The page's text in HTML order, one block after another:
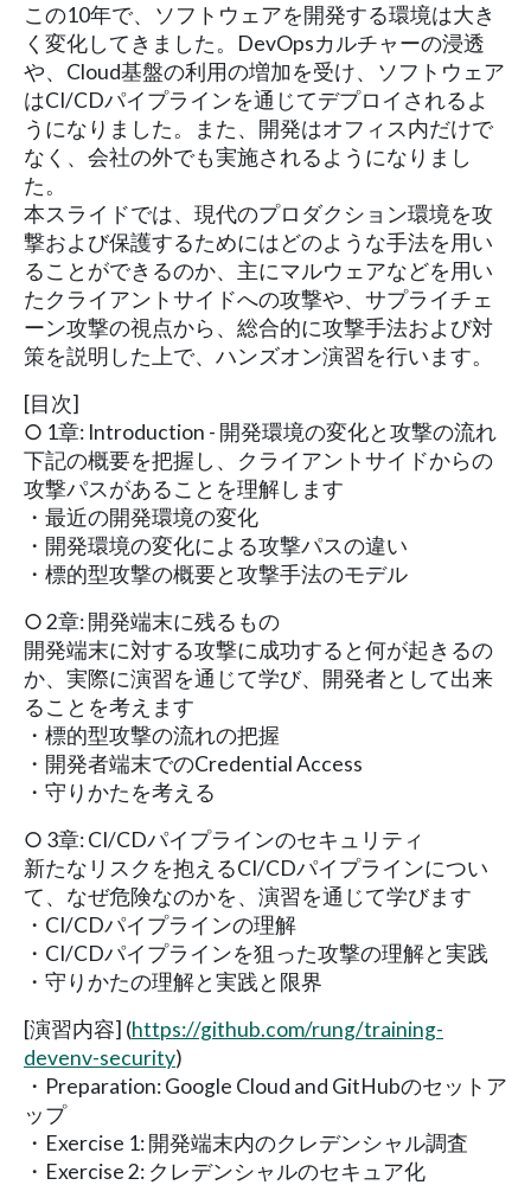
この10年で、ソフトウェアを開発する環境は大き
く変化してきました。DevOpsカルチャーの浸透
や、Cloud基盤の利用の増加を受け、ソフトウェア
はCI/CDパイプラインを通じてデプロイされるよ
うになりました。また、開発はオフィス内だけで
なく、会社の外でも実施されるようになりまし
た。
本スライドでは、現代のプロダクション環境を攻
撃および保護するためにはどのような手法を用い
ることができるのか、主にマルウェアなどを用い
たクライアントサイドへの攻撃や、サプライチェ
ーン攻撃の視点から、総合的に攻撃手法および対
策を説明した上で、ハンズオン演習を行います。
[目次]
○ 1章: Introduction - 開発環境の変化と攻撃の流れ
下記の概要を把握し、クライアントサイドからの
攻撃パスがあることを理解します
・最近の開発環境の変化
・開発環境の変化による攻撃パスの違い
・標的型攻撃の概要と攻撃手法のモデル
○ 2章: 開発端末に残るもの
開発端末に対する攻撃に成功すると何が起きるの
か、実際に演習を通じて学び、開発者として出来
ることを考えます
・標的型攻撃の流れの把握
・開発者端末でのCredential Access
・守りかたを考える
○ 3章: CI/CDパイプラインのセキュリティ
新たなリスクを抱えるCI/CDパイプラインについ
て、なぜ危険なのかを、演習を通じて学びます
・CI/CDパイプラインの理解
・CI/CDパイプラインを狙った攻撃の理解と実践
・守りかたの理解と実践と限界
[演習内容] (https://github.com/rung/training-
devenv-security)
・Preparation: Google Cloud and GitHubのセットア
ップ
・Exercise 1: 開発端末内のクレデンシャル調査
・Exercise 2: クレデンシャルのセキュア化